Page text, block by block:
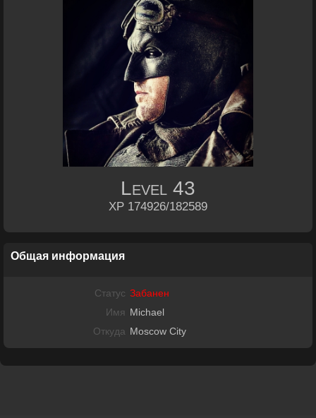
Level 43
XP 174926/182589
Общая информация
Статус Забанен
Имя Michael
Откуда Moscow City